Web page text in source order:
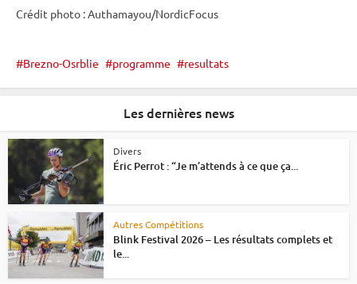
Crédit photo : Authamayou/NordicFocus
Brezno-Osrblie programme resultats
Les dernières news
Divers
Éric Perrot : “Je m’attends à ce que ça...
Autres Compétitions
Blink Festival 2026 – Les résultats complets et
le...